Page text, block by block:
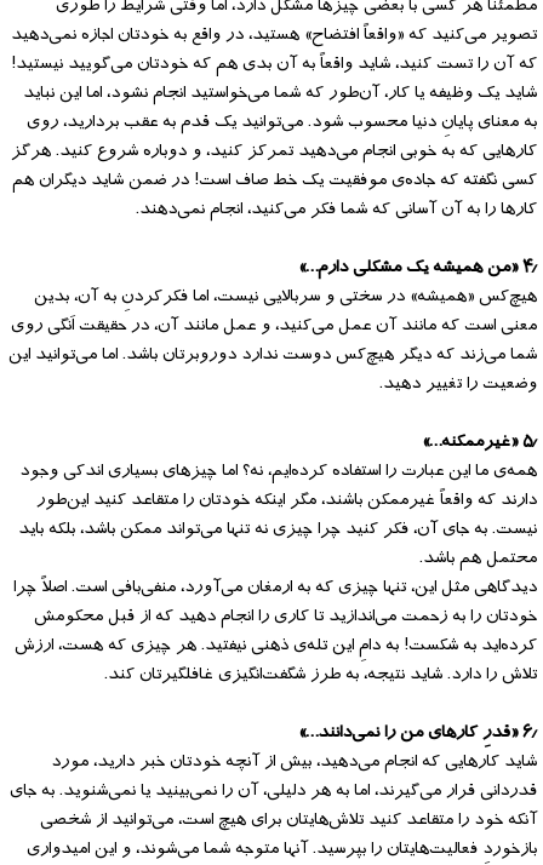
تصویر می‌کنید که «واقعاً افتضاح» هستید، در واقع به خودتان اجازه نمی‌دهید
که آن را تست کنید، شاید واقعاً به آن بدی هم که خودتان می‌گویید نیستید!
شاید یک وظیفه یا کار، آن‌طور که شما می‌خواستید انجام نشود، اما این نباید
به معنای پایانِ دنیا محسوب شود. می‌توانید یک قدم به عقب بردارید، روی
کارهایی که به خوبی انجام می‌دهید تمرکز کنید، و دوباره شروع کنید. هرگز
کسی نگفته که جاده‌ی موفقیت یک خط صاف است! در ضمن شاید دیگران هم
کارها را به آن آسانی که شما فکر می‌کنید، انجام نمی‌دهند.
۴٫ «من همیشه یک مشکلی دارم…»
هیچ‌کس «همیشه» در سختی و سربالایی نیست، اما فکرکردنِ به آن، بدین
معنی است که مانند آن عمل می‌کنید، و عمل مانند آن، در حقیقت اَنگی روی
شما می‌زند که دیگر هیچ‌کس دوست ندارد دوروبرتان باشد. اما می‌توانید این
وضعیت را تغییر دهید.
۵٫ «غیرممکنه…»
همه‌ی ما این عبارت را استفاده کرده‌ایم، نه؟ اما چیزهای بسیاری اندکی وجود
دارند که واقعاً غیرممکن باشند، مگر اینکه خودتان را متقاعد کنید این‌طور
نیست. به جای آن، فکر کنید چرا چیزی نه تنها می‌تواند ممکن باشد، بلکه باید
محتمل هم باشد.
دیدگاهی مثل این، تنها چیزی که به ارمغان می‌آورد، منفی‌بافی است. اصلاً چرا
خودتان را به زحمت می‌اندازید تا کاری را انجام دهید که از قبل محکومش
کرده‌اید به شکست! به دامِ این تله‌ی ذهنی نیفتید. هر چیزی که هست، ارزش
تلاش را دارد. شاید نتیجه، به طرز شگفت‌انگیزی غافلگیرتان کند.
۶٫ «قدرِ کارهای من را نمی‌دانند…»
شاید کارهایی که انجام می‌دهید، بیش از آنچه خودتان خبر دارید، مورد
قدردانی قرار می‌گیرند، اما به هر دلیلی، آن را نمی‌بینید یا نمی‌شنوید. به جای
آنکه خود را متقاعد کنید تلاش‌هایتان برای هیچ است، می‌توانید از شخصی
بازخوردِ فعالیت‌هایتان را بپرسید. آنها متوجه شما می‌شوند، و این امیدواری